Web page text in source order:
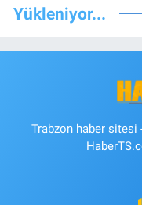
Yükleniyor...
Trabzon haber sitesi